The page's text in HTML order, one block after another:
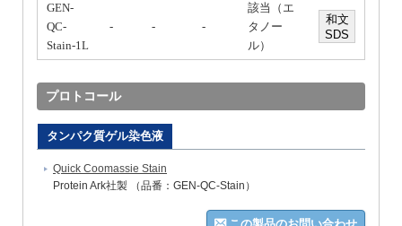
GEN-
QC-
Stain-1L
- - -
該当（エ
タノー
ル）
和文
SDS
プロトコール
タンパク質ゲル染色液
Quick Coomassie Stain
Protein Ark社製 （品番：GEN-QC-Stain）